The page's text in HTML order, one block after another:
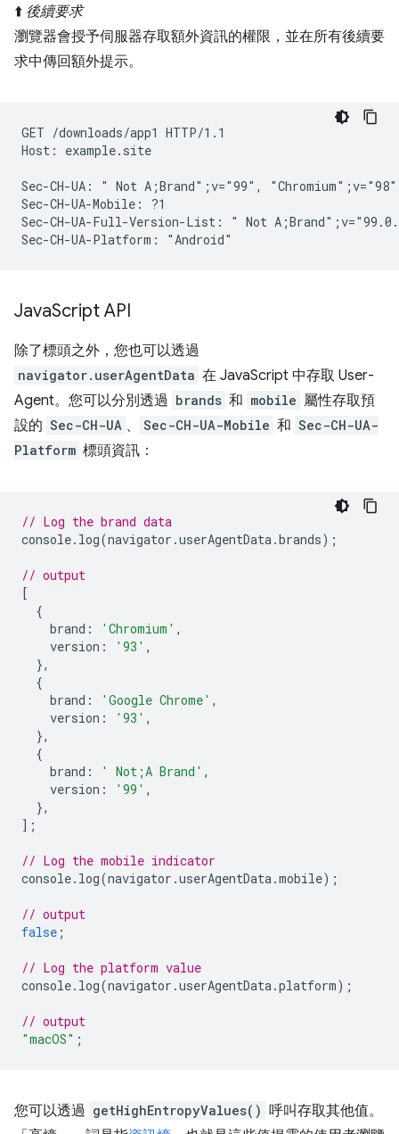
⬆️ 後續要求
瀏覽器會授予伺服器存取額外資訊的權限，並在所有後續要
求中傳回額外提示。
GET /downloads/app1 HTTP/1.1
Host: example.site
Sec-CH-UA: " Not A;Brand";v="99",
Sec-CH-UA-Mobile: ?1
Sec-CH-UA-Full-Version-List: " Not
JavaScript API
除了標頭之外，您也可以透過
navigator.userAgentData 在 JavaScript 中存取 User-
Agent。您可以分別透過 brands 和 mobile 屬性存取預
設的 Sec-CH-UA 、 Sec-CH-UA-Mobile 和 Sec-CH-UA-
Platform 標頭資訊：
// Log the brand data
console. log(navigator .userAgentData.brands);
// output
[
{
brand : 'Chromium' ,
version : '93' ,
},
{
brand : 'Google Chrome' ,
version : '93' ,
},
{
brand : ' Not;A Brand' ,
version : '99' ,
},
];
// Log the mobile indicator
console. log(navigator .userAgentData.mobile);
// output
false ;
// Log the platform value
console. log(navigator .userAgentData.platform);
// output
"macOS" ;
您可以透過 getHighEntropyValues() 呼叫存取其他值。